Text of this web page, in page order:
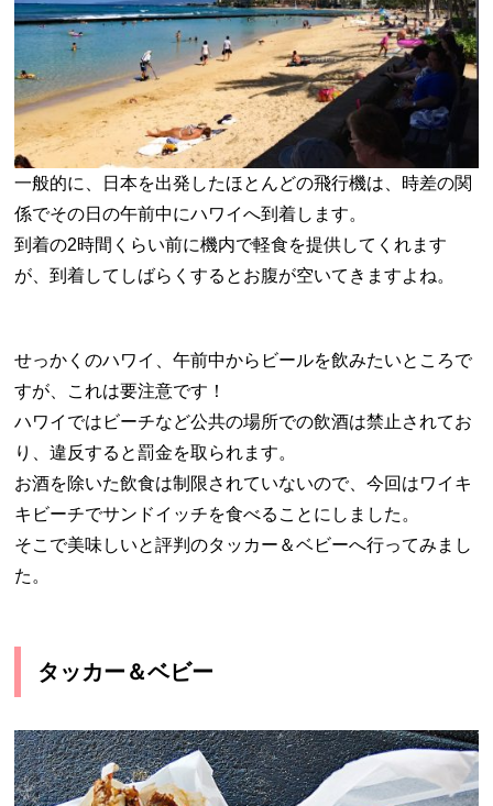
一般的に、日本を出発したほとんどの飛行機は、時差の関
係でその日の午前中にハワイへ到着します。
到着の2時間くらい前に機内で軽食を提供してくれます
が、到着してしばらくするとお腹が空いてきますよね。
せっかくのハワイ、午前中からビールを飲みたいところで
すが、これは要注意です！
ハワイではビーチなど公共の場所での飲酒は禁止されてお
り、違反すると罰金を取られます。
お酒を除いた飲食は制限されていないので、今回はワイキ
キビーチでサンドイッチを食べることにしました。
そこで美味しいと評判のタッカー＆ベビーへ行ってみまし
た。
タッカー＆ベビー